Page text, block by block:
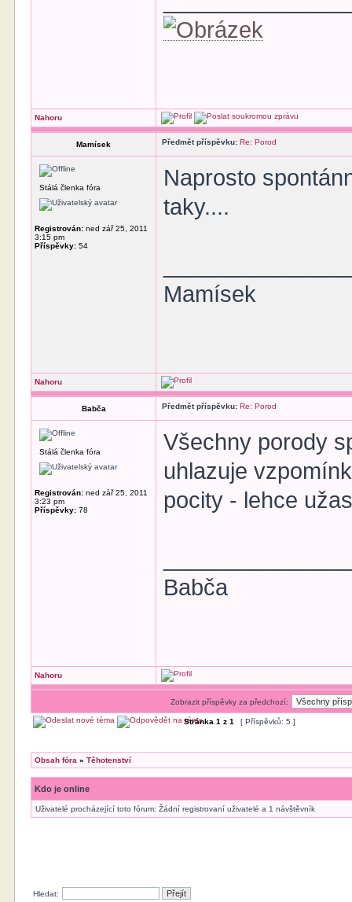
Nahoru
Mamísek Předmět příspěvku: Re: Porod
Stálá členka fóra
Registrován: ned zář 25, 2011
3:15 pm
Příspěvky: 54
Naprosto
taky....
Mamísek
Nahoru
Babča Předmět příspěvku: Re: Porod
Stálá členka fóra
Registrován: ned zář 25, 2011
3:23 pm
Příspěvky: 78
Všechny porody
uhlazuje
pocity - lehce
Babča
Nahoru
Zobrazit příspěvky za předchozí:
Stránka1 z1 [ Příspěvků: 5 ]
Obsah fóra »Těhotenství
Kdo je online
Uživatelé procházející toto fórum: Žádní registrovaní uživatelé a 1 návštěvník
Hledat: